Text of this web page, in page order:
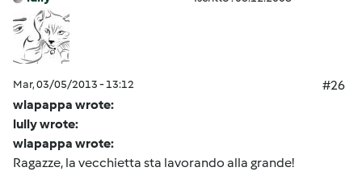
Mar, 03/05/2013 - 13:12
#26
wlapappa wrote:
lully wrote:
wlapappa wrote:
Ragazze, la vecchietta sta lavorando alla grande!